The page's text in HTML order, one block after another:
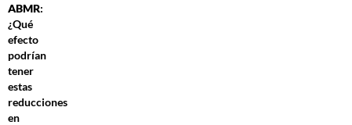
ABMR:
¿Qué
efecto
podrían
tener
estas
reducciones
en